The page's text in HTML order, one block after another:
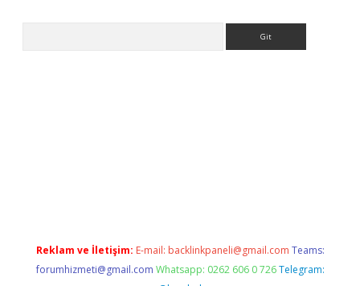
Reklam ve İletişim: E-mail: backlinkpaneli@gmail.com Teams:
forumhizmeti@gmail.com Whatsapp: 0262 606 0 726 Telegram: